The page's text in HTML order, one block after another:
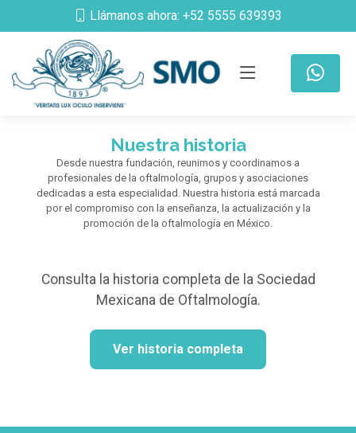
Llámanos ahora: +52 5555 639393
Nuestra historia
Desde nuestra fundación, reunimos y coordinamos a
profesionales de la oftalmología, grupos y asociaciones
dedicadas a esta especialidad. Nuestra historia está marcada
por el compromiso con la enseñanza, la actualización y la
promoción de la oftalmología en México.
Consulta la historia completa de la Sociedad
Mexicana de Oftalmología.
Ver historia completa